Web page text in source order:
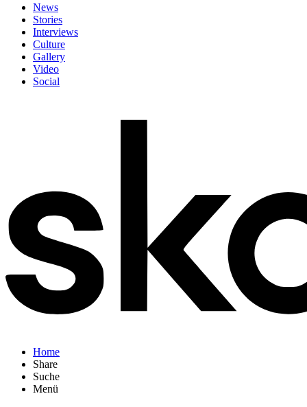
News
Stories
Interviews
Culture
Gallery
Video
Social
Home
Share
Suche
Menü